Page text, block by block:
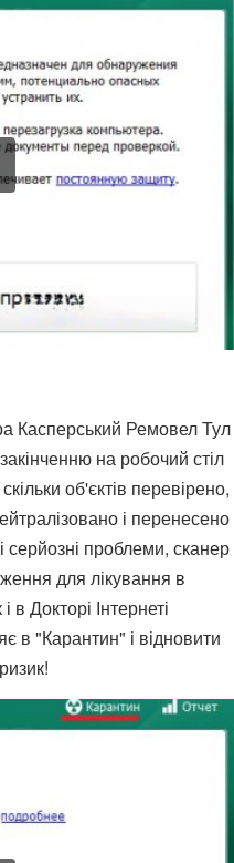
Касперський Ремовел Тул
на робочий стіл
об'єктів перевірено,
і перенесено
проблеми, сканер
для лікування в
Докторі Інтернеті
в "Карантин" і відновити